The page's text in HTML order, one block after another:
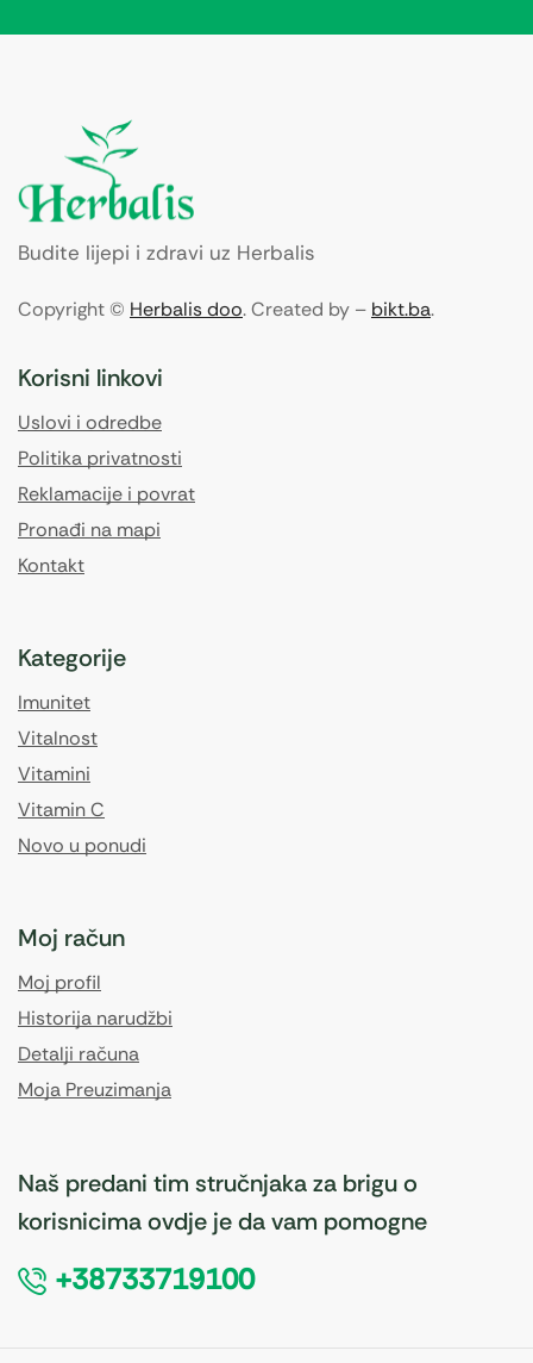
Budite lijepi i zdravi uz Herbalis
Copyright © Herbalis doo. Created by – bikt.ba.
Korisni linkovi
Uslovi i odredbe
Politika privatnosti
Reklamacije i povrat
Pronađi na mapi
Kontakt
Kategorije
Imunitet
Vitalnost
Vitamini
Vitamin C
Novo u ponudi
Moj račun
Moj profil
Historija narudžbi
Detalji računa
Moja Preuzimanja
Naš predani tim stručnjaka za brigu o
korisnicima ovdje je da vam pomogne
+38733719100